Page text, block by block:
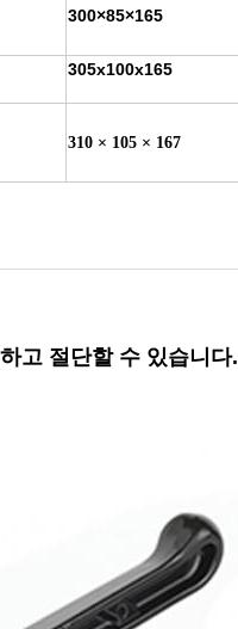
300×85×165
305x100x165
310 × 105 × 167
고 절단할 수 있습니다.